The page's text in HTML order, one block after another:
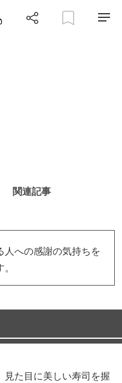
関連記事
への感謝の気持ちを
た目に美しい寿司を握